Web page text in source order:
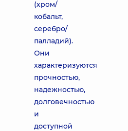
(хром/
кобальт,
серебро/
палладий).
Они
характеризуются
прочностью,
надежностью,
долговечностью
и
доступной